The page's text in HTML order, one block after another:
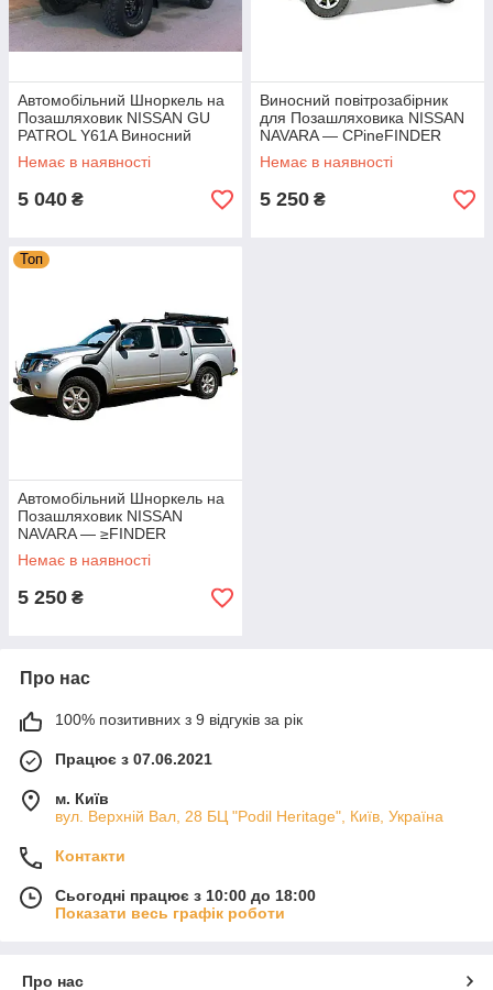
Автомобільний Шноркель на
Позашляховик NISSAN GU
PATROL Y61A Виносний
Повітророзбірник для
Позашляховика
Немає в наявності
5 040 ₴
Виносний повітрозабірник
для Позашляховика NISSAN
NAVARA — CPineFINDER
Автомобільний Шноркель на
Позашляховик
Немає в наявності
5 250 ₴
Топ
Автомобільний Шноркель на
Позашляховик NISSAN
NAVARA — ≥FINDER
Виносний Повітророзбірник
для Позашляховика
Немає в наявності
5 250 ₴
Про нас
100% позитивних з 9 відгуків за рік
Працює з 07.06.2021
м. Київ
вул. Верхній Вал, 28 БЦ "Podil Heritage", Київ, Україна
Контакти
Сьогодні працює з 10:00 до 18:00
Показати весь графік роботи
Про нас